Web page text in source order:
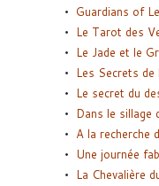
Guardians of
Le Tarot des
Le Jade et le
Les Secrets de
Le secret du
Dans le sillage
A la recherche
Une journée
La Chevalière